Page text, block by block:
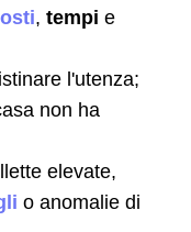
, tempi e
l'utenza;
non ha
elevate,
o anomalie di